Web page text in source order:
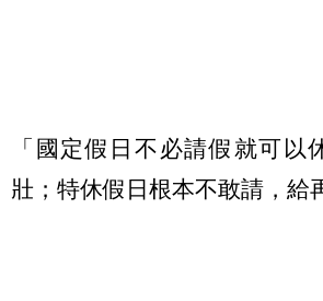
「國定假日不必請假就可以
壯；特休假日根本不敢請，給